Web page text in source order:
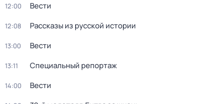
12:00 Вести
12:08 Рассказы из русской истории
13:00 Вести
13:11 Специальный репортаж
14:00 Вести